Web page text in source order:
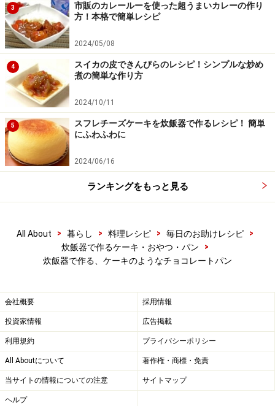
4
ボウルから生地が離れやすくなったらこね終わり
ボウルから生地が離れやすくなったら、こね終了の合
図。
いつもよりやわらかい生地です
3
市販のカレールーを使った超うまいカレーの作り
方！本格で簡単レシピ
2024/05/08
4
スイカの皮できんぴらのレシピ！シンプルな炒め
煮の簡単な作り方
2024/10/11
5
スフレチーズケーキを炊飯器で作るレシピ！ 簡単
にふわふわに
2024/06/16
ランキングをもっと見る
All About > 暮らし > 料理レシピ > 毎日のお助けレシピ
>
炊飯器で作るケーキ・おやつ・パン
>
炊飯器で作る、ケーキのようなチョコレートパン
会社概要 採用情報
投資家情報 広告掲載
利用規約 プライバシーポリシー
All Aboutについて 著作権・商標・免責
当サイトの情報についての注意 サイトマップ
ヘルプ